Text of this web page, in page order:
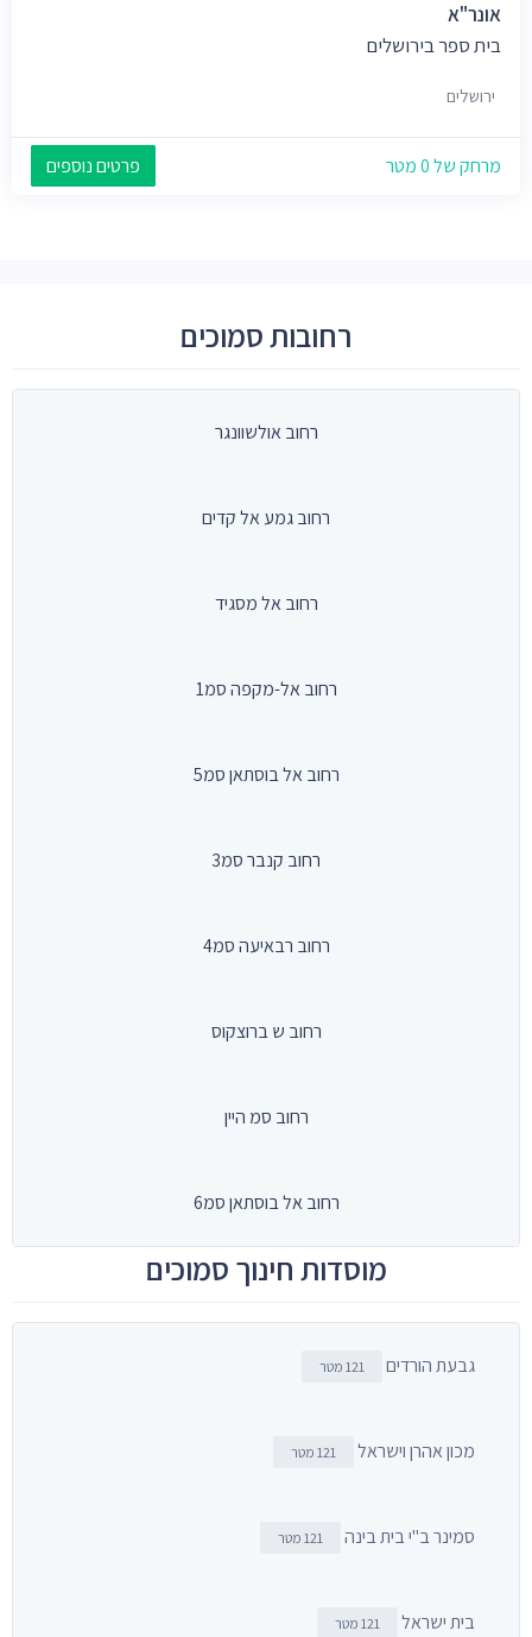
אונר"א
בית ספר בירושלים
ירושלים
מרחק של 0 מטר פרטים נוספים
רחובות סמוכים
רחוב אולשוונגר
רחוב גמע אל קדים
רחוב אל מסגיד
רחוב אל-מקפה סמ1
רחוב אל בוסתאן סמ5
רחוב קנבר סמ3
רחוב רבאיעה סמ4
רחוב ש ברוצקוס
רחוב סמ היין
רחוב אל בוסתאן סמ6
מוסדות חינוך סמוכים
גבעת הורדים 121 מטר
מכון אהרן וישראל 121 מטר
סמינר ב"י בית בינה 121 מטר
בית ישראל 121 מטר